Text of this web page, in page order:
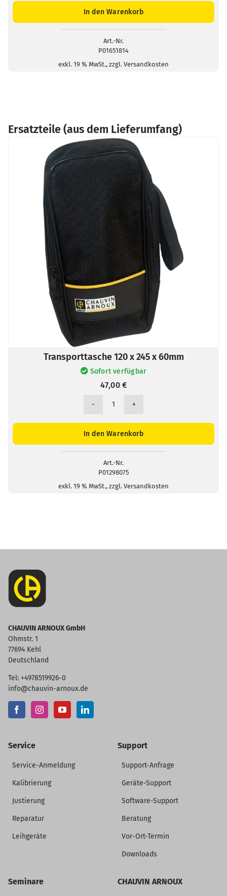
Infrarot-
In den Warenkorb
Art.-Nr.
P01651814
exkl. 19 % MwSt., zzgl. Versandkosten
Ersatzteile (aus dem Lieferumfang)
Transporttasche 120 x 245 x 60mm
Sofort verfügbar
47,00€
Transporttasche
x
60mm
Menge
In den Warenkorb
Art.-Nr.
P01298075
exkl. 19 % MwSt., zzgl. Versandkosten
CHAUVIN ARNOUX GmbH
Ohmstr. 1
77694 Kehl
Deutschland
Tel: +4978519926-0
info@chauvin-arnoux.de
Service
Service-Anmeldung
Kalibrierung
Justierung
Reparatur
Leihgeräte
Support
Support-Anfrage
Geräte-Support
Software-Support
Beratung
Vor-Ort-Termin
Downloads
Seminare CHAUVIN ARNOUX